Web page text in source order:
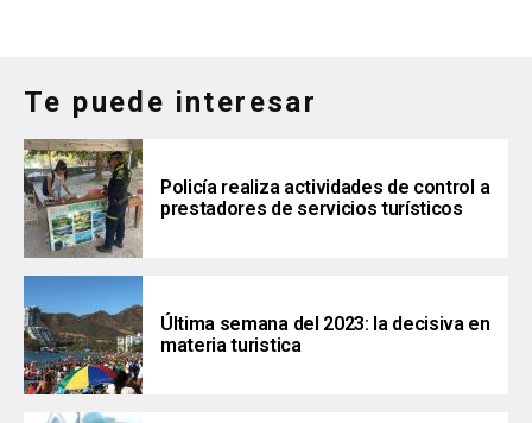
Te puede interesar
Policía realiza actividades de control a
prestadores de servicios turísticos
Última semana del 2023: la decisiva en
materia turistica